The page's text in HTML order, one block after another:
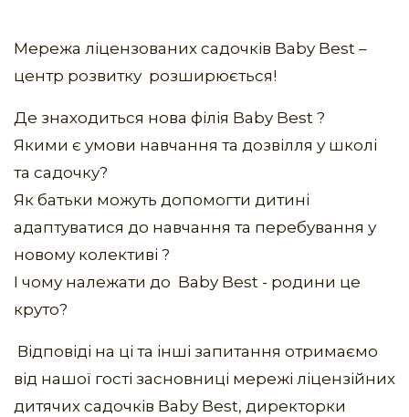
Мережа ліцензованих садочків Baby Best –
центр розвитку розширюється!
Де знаходиться нова філія Baby Best ?
Якими є умови навчання та дозвілля у школі
та садочку?
Як батьки можуть допомогти дитині
адаптуватися до навчання та перебування у
новому колективі ?
І чому належати до Baby Best - родини це
круто?
Відповіді на ці та інші запитання отримаємо
від нашої гості засновниці мережі ліцензійних
дитячих садочків Baby Best, директорки